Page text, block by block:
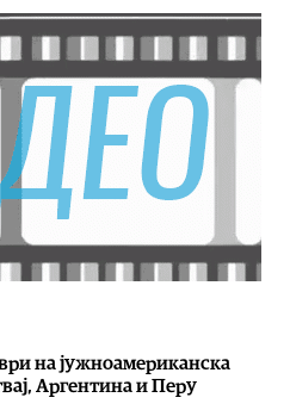
на јужноамериканска
Аргентина и Перу